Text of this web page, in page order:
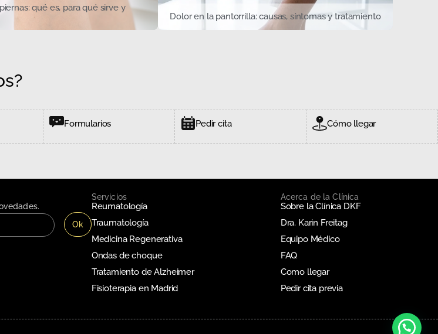
qué es, para qué sirve y
Dolor en la pantorrilla: causas, síntomas y tratamiento
Formularios Pedir cita Cómo llegar
Servicios
Reumatología
Traumatología
Medicina Regenerativa
Ondas de choque
Tratamiento de Alzheimer
Fisioterapia en Madrid
Acerca de la Clínica
Sobre la Clínica DKF
Dra. Karin Freitag
Equipo Médico
FAQ
Como llegar
Pedir cita previa